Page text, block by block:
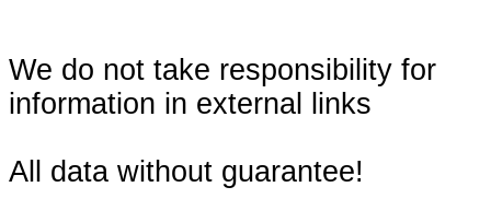
We do not take responsibility for
information in external links
All data without guarantee!